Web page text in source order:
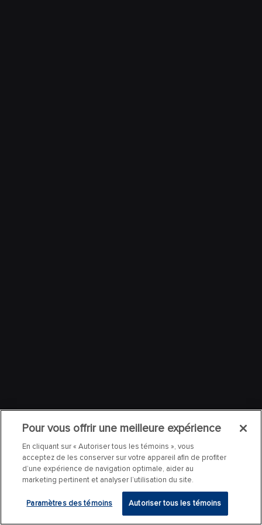
Pour vous offrir une meilleure expérience
En cliquant sur « Autoriser tous les témoins », vous
acceptez de les conserver sur votre appareil afin de profiter
d’une expérience de navigation optimale, aider au
marketing pertinent et analyser l’utilisation du site.
Paramètres des témoins Autoriser tous les témoins